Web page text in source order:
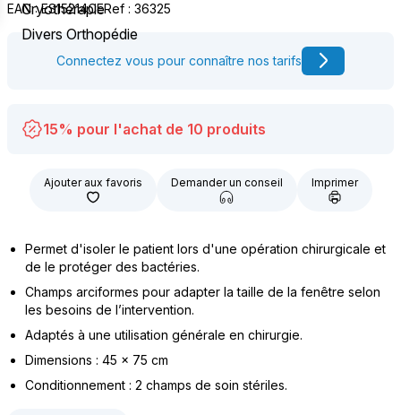
Cryothérapie
Divers Orthopédie
EAN : ES15214CERef : 36325
Connectez vous pour connaître nos tarifs
15% pour l'achat de 10 produits
Ajouter aux favoris Demander un conseil Imprimer
Permet d'isoler le patient lors d'une opération chirurgicale et
de le protéger des bactéries.
Champs arciformes pour adapter la taille de la fenêtre selon
les besoins de l’intervention.
Adaptés à une utilisation générale en chirurgie.
Dimensions : 45 x 75 cm
Conditionnement : 2 champs de soin stériles.